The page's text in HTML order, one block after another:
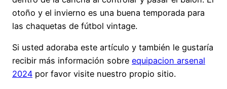
otoño y el invierno es una buena temporada para
las chaquetas de fútbol vintage.
Si usted adoraba este artículo y también le gustaría
recibir más información sobre equipacion arsenal
2024 por favor visite nuestro propio sitio.